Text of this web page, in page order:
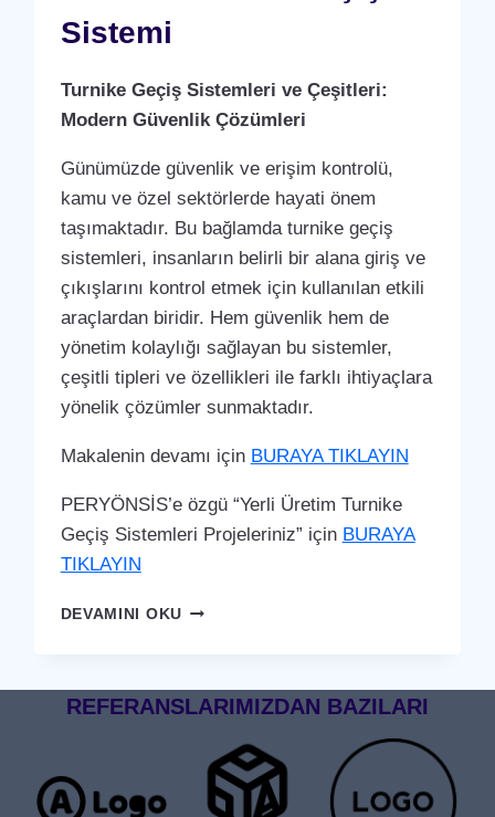
Sistemi
Turnike Geçiş Sistemleri ve Çeşitleri:
Modern Güvenlik Çözümleri
Günümüzde güvenlik ve erişim kontrolü,
kamu ve özel sektörlerde hayati önem
taşımaktadır. Bu bağlamda turnike geçiş
sistemleri, insanların belirli bir alana giriş ve
çıkışlarını kontrol etmek için kullanılan etkili
araçlardan biridir. Hem güvenlik hem de
yönetim kolaylığı sağlayan bu sistemler,
çeşitli tipleri ve özellikleri ile farklı ihtiyaçlara
yönelik çözümler sunmaktadır.
Makalenin devamı için BURAYA TIKLAYIN
PERYÖNSİS’e özgü “Yerli Üretim Turnike
Geçiş Sistemleri Projeleriniz” için BURAYA
TIKLAYIN
DEVAMINI OKUNURHAK
REFERANSLARIMIZDAN BAZILARI